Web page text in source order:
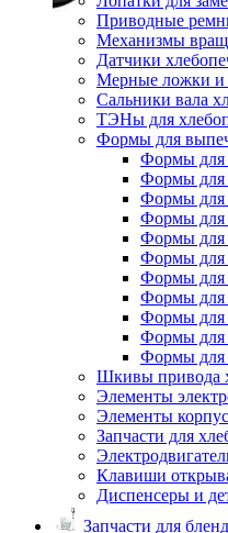
Приводные
Механизмы
Датчики
Мерные ложки и
Сальники вала
ТЭНы для
Формы для
Формы для
Формы для
Формы для
Формы для
Формы для
Формы для
Формы для
Формы для
Формы для
Формы для
Формы для
Шкивы привода
Элементы
Элементы
Запчасти для
Клавиши
Диспенсеры и
Запчасти для